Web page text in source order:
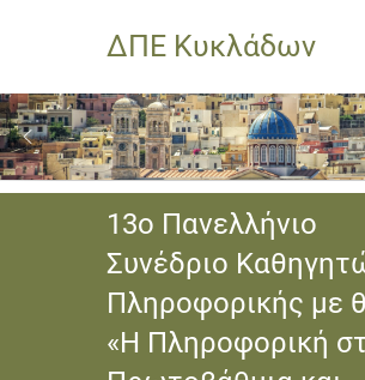
ΔΠΕ Κυκλάδων
13ο Πανελλήνιο
Συνέδριο
Πληροφορικής με
«Η Πληροφορική